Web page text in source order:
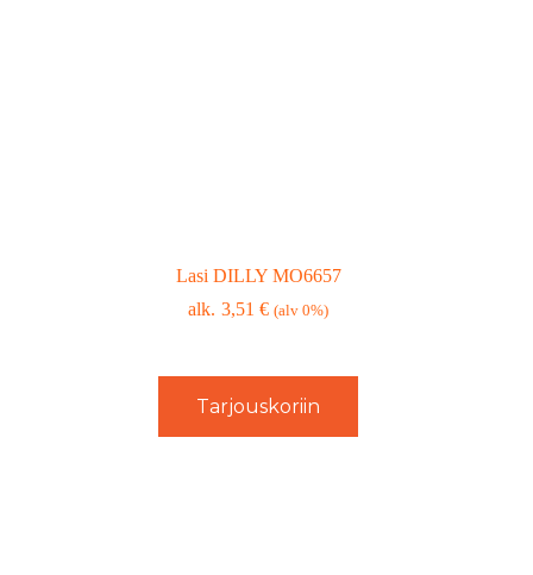
Lasi DILLY MO6657
3,51€ (alv 0%)
Tarjouskoriin